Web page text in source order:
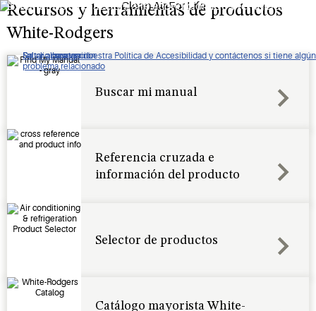
De clic para ver nuestra Política de Accesibilidad y contáctenos si tiene algún
problema relacionado
Saltar a navegación
Saltar al contenido
Saltar a buscar
sistemas de calefacción, aire acondicionado y refrigeración.
Recursos y herramientas de productos
White-Rodgers
Buscar mi manual
Referencia cruzada e
información del producto
Selector de productos
Catálogo mayorista White-